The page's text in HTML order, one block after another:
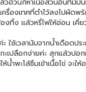
รื่องเทศที่ตำไว้ลงไปผัด
ทิ้ง แล้วหรี่ไฟให้อ่อน เคี่
ะ ใช้เวลานับจากน้ำเดือด
ะเปลือกง่ายค่ะ สุกแล้วปอ
ำพะโล้ซึมเข้าเนื้อไข่ จะ